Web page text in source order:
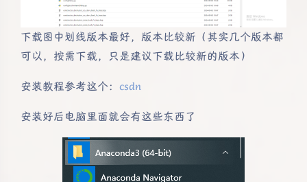
下载图中划线版本最好，版本比较新（其实几个版本都
可以，按需下载，只是建议下载比较新的版本）
安装教程参考这个： csdn
安装好后电脑里面就会有这些东西了